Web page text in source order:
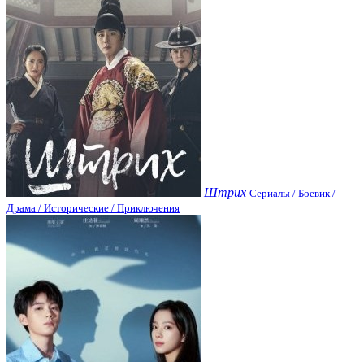
Штрих Сериалы / Боевик /
Драма / Исторические / Приключения